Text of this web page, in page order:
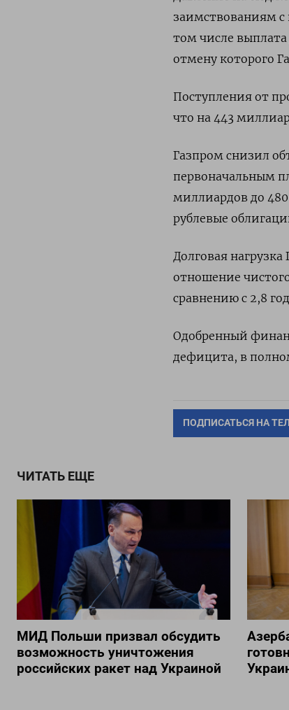
заимствованиям с
том числе
отмену которого
Поступления от
что на 443
Газпром снизил
первоначальным
миллиардов до
рублевые
Долговая
отношение
сравнению с 2,8
Одобренный
дефицита, в
ПОДПИСАТЬСЯ НА
ЧИТАТЬ ЕЩЕ
МИД Польши призвал обсудить
возможность уничтожения
российских ракет над Украиной